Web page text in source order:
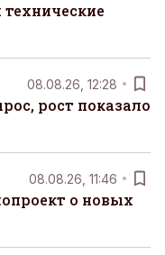
08.08.26, 12:28
рост показало
08.08.26, 11:46
о новых